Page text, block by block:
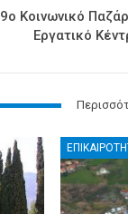
9ο Κοινωνικό
Εργατικό